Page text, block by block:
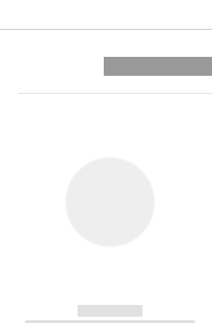
------------